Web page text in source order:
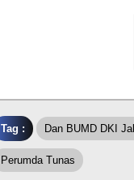
Tag : Dan BUMD DKI
Perumda Tunas